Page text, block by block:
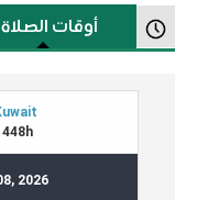
أوقات الصلاة